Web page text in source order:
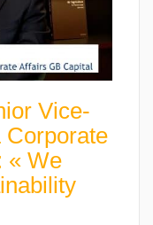
Vice-
Corporate
« We